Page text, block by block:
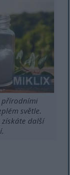
přírodními
světle.
další